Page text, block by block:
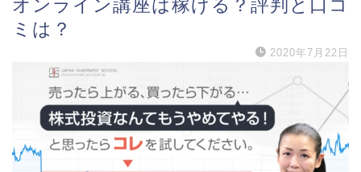
オンライン講座は稼げる？評判と口コ
ミは？
2020年7月22日